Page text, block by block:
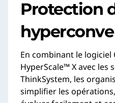
Protection
En combinant le
HyperScale™ X avec les
ThinkSystem, les
simplifier les